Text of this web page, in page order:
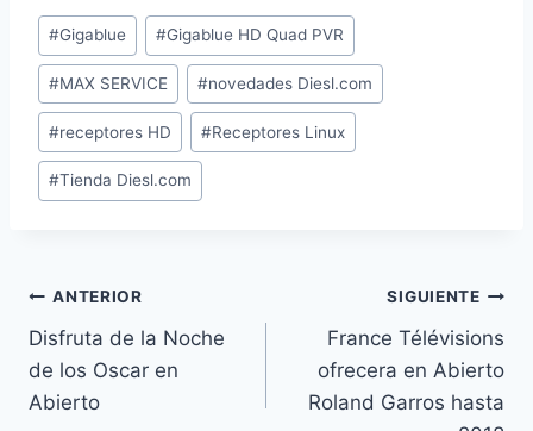
Etiquetas
de
la
entrada:
#Gigablue #Gigablue HD Quad PVR
#MAX SERVICE #novedades Diesl.com
#receptores HD #Receptores Linux
#Tienda Diesl.com
Navegación
de
entradas
ANTERIOR
Disfruta de la Noche
de los Oscar en
Abierto
SIGUIENTE
France Télévisions
ofrecera en Abierto
Roland Garros hasta